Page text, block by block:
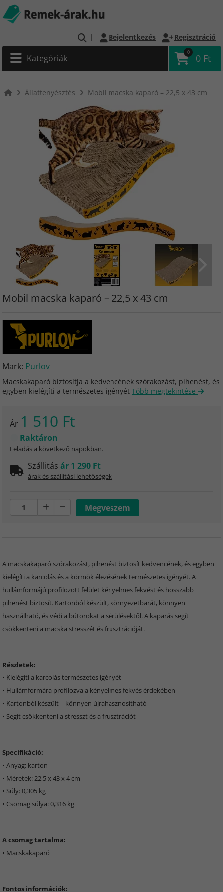
| Bejelentkezés Regisztráció
Kategóriák
0
0 Ft
Állattenyésztés Mobil macska kaparó – 22,5 x 43 cm
Mobil macska kaparó – 22,5 x 43 cm
Mark: Purlov
Macskakaparó biztosítja a kedvencének szórakozást, pihenést, és
egyben kielégíti a természetes igényét Több megtekintése
Ár 1 510 Ft
Raktáron
Feladás a következő napokban.
Szállitás ár 1 290 Ft
árak és szállítási lehetőségek
A macskakaparó szórakozást, pihenést biztosít kedvencének, és egyben
kielégíti a karcolás és a körmök élezésének természetes igényét. A
hullámformájú profilozott felület kényelmes fekvést és hosszabb
pihenést biztosít. Kartonból készült, környezetbarát, könnyen
használható, és védi a bútorokat a sérülésektől. A kaparás segít
csökkenteni a macska stresszét és frusztrációját.
Részletek:
• Kielégíti a karcolás természetes igényét
• Hullámformára profilozva a kényelmes fekvés érdekében
• Kartonból készült – könnyen újrahasznosítható
• Segít csökkenteni a stresszt és a frusztrációt
Specifikáció:
• Anyag: karton
• Méretek: 22,5 x 43 x 4 cm
• Súly: 0,305 kg
• Csomag súlya: 0,316 kg
A csomag tartalma:
• Macskakaparó
Fontos információk: